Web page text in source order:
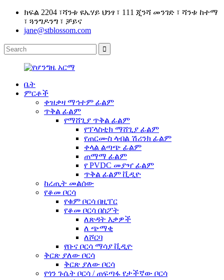
ክፍል 2204 ፣ሻንቱ ዩኤሃይ ህንፃ ፣ 111 ጂንሻ መንገድ ፣ ሻንቱ ከተማ
፣ ጓንግዶንግ ፣ ቻይና
jane@stblossom.com
ቤት
ምርቶች
ቀዝቃዛ ማኅተም ፊልም
ጥቅል ፊልም
የማሸጊያ ጥቅል ፊልም
የፕላስቲክ ማሸጊያ ፊልም
የጠርሙስ ላብል ሽሪንክ ፊልም
ቀላል ልጣጭ ፊልም
ጠማማ ፊልም
የ PVDC መያዣ ፊልም
ጥቅል ፊልም ቪዲዮ
ከረጢት መልሰው
የቆመ ቦርሳ
የቁም ቦርሳ በዚፐር
የቆመ ቦርሳ በስፖት
ለጽዳት እቃዎች
ለ ጭማቂ
ለሾርባ
የቡና ቦርሳ ማሳያ ቪዲዮ
ቅርጽ ያለው ቦርሳ
ቅርጽ ያለው ቦርሳ
የጎን ጉሴት ቦርሳ / ጠፍጣፋ የታችኛው ቦርሳ